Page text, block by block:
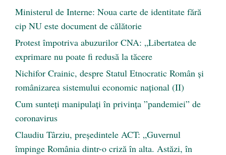
Ministerul de Interne: Noua carte de identitate fără
cip NU este document de călătorie
Protest împotriva abuzurilor CNA: „Libertatea de
exprimare nu poate fi redusă la tăcere
Nichifor Crainic, despre Statul Etnocratic Român şi
românizarea sistemului economic naţional (II)
Cum sunteți manipulați în privința ”pandemiei” de
coronavirus
Claudiu Târziu, președintele ACT: „Guvernul
împinge România dintr-o criză în alta. Astăzi, în